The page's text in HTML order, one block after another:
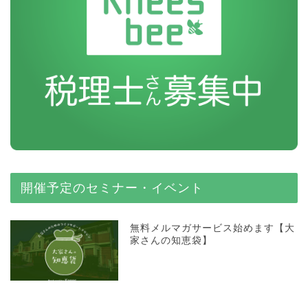
開催予定のセミナー・イベント
無料メルマガサービス始めます【大
家さんの知恵袋】